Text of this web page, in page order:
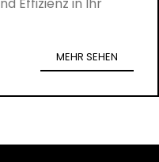
MEHR SEHEN